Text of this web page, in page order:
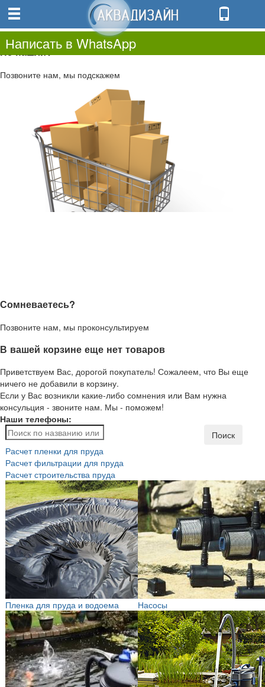
0.00
0
Не нашли?
Позвоните нам, мы подскажем
Сомневаетесь?
Позвоните нам, мы проконсультируем
В вашей корзине еще нет товаров
Приветствуем Вас, дорогой покупатель! Сожалеем, что Вы еще
ничего не добавили в корзину.
Если у Вас возникли какие-либо сомнения или Вам нужна
консульция - звоните нам. Мы - поможем!
Наши телефоны:
Написать в WhatsApp
Поиск
Расчет пленки для пруда
Расчет фильтрации для пруда
Расчет строительства пруда
Пленка для пруда и водоема Насосы